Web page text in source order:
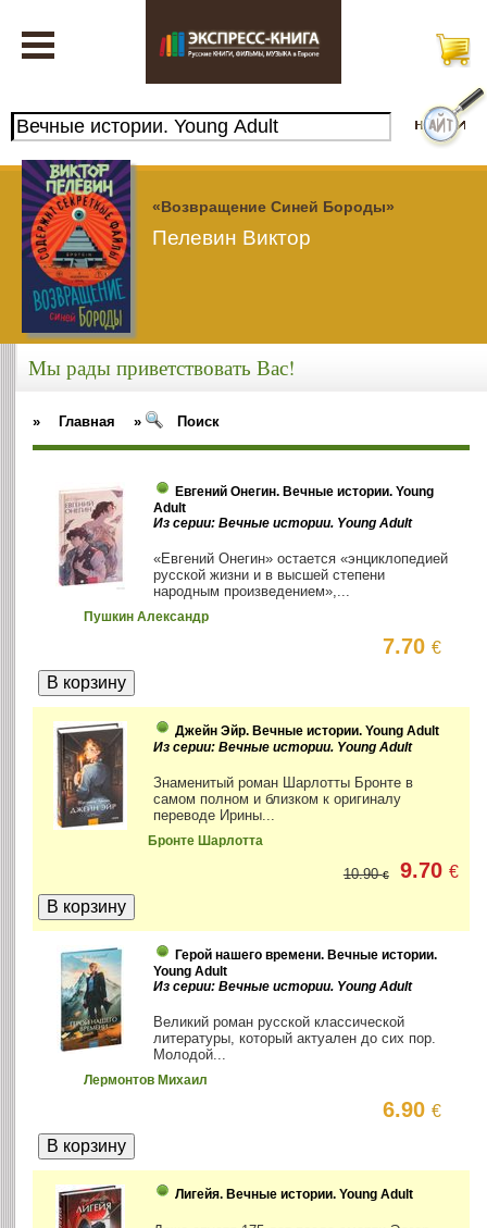
«Возвращение Синей Бороды»
Пелевин Виктор
Мы рады приветствовать Вас!
» Главная » Поиск
Евгений Онегин. Вечные истории. Young
Adult
Из серии: Вечные истории. Young Adult
«Евгений Онегин» остается «энциклопедией
русской жизни и в высшей степени
народным произведением»,...
Пушкин Александр
7.70€
Джейн Эйр. Вечные истории. Young Adult
Из серии: Вечные истории. Young Adult
Знаменитый роман Шарлотты Бронте в
самом полном и близком к оригиналу
переводе Ирины...
Бронте Шарлотта
10.90€ 9.70€
Герой нашего времени. Вечные истории.
Young Adult
Из серии: Вечные истории. Young Adult
Великий роман русской классической
литературы, который актуален до сих пор.
Молодой...
Лермонтов Михаил
6.90€
Лигейя. Вечные истории. Young Adult